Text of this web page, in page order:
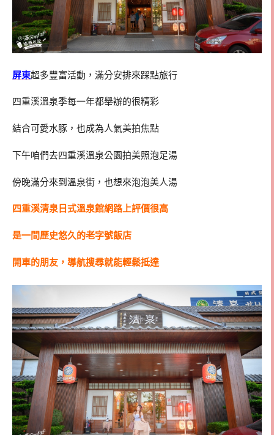
屏東超多豐富活動，滿分安排來踩點旅行
四重溪溫泉季每一年都舉辦的很精彩
結合可愛水豚，也成為人氣美拍焦點
下午咱們去四重溪溫泉公園拍美照泡足湯
傍晚滿分來到溫泉街，也想來泡泡美人湯
四重溪清泉日式溫泉館網路上評價很高
是一間歷史悠久的老字號飯店
開車的朋友，導航搜尋就能輕鬆抵達